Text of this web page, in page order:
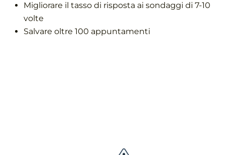
Migliorare il tasso di risposta ai sondaggi di 7-10
volte
Salvare oltre 100 appuntamenti